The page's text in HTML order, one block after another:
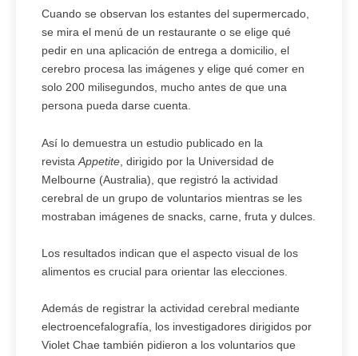
Cuando se observan los estantes del supermercado,
se mira el menú de un restaurante o se elige qué
pedir en una aplicación de entrega a domicilio, el
cerebro procesa las imágenes y elige qué comer en
solo 200 milisegundos, mucho antes de que una
persona pueda darse cuenta.
Así lo demuestra un estudio publicado en la
revistaAppetite, dirigido por la Universidad de
Melbourne (Australia), que registró la actividad
cerebral de un grupo de voluntarios mientras se les
mostraban imágenes de snacks, carne, fruta y dulces.
Los resultados indican que el aspecto visual de los
alimentos es crucial para orientar las elecciones.
Además de registrar la actividad cerebral mediante
electroencefalografía, los investigadores dirigidos por
Violet Chae también pidieron a los voluntarios que